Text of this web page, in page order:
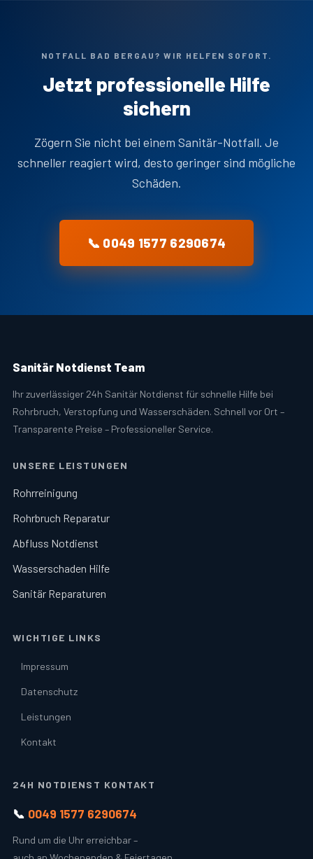
NOTFALL BAD BERGAU? WIR HELFEN SOFORT.
Jetzt professionelle Hilfe
sichern
Zögern Sie nicht bei einem Sanitär-Notfall. Je
schneller reagiert wird, desto geringer sind mögliche
Schäden.
📞 0049 1577 6290674
Sanitär Notdienst Team
Ihr zuverlässiger 24h Sanitär Notdienst für schnelle Hilfe bei
Rohrbruch, Verstopfung und Wasserschäden. Schnell vor Ort –
Transparente Preise – Professioneller Service.
UNSERE LEISTUNGEN
Rohrreinigung
Rohrbruch Reparatur
Abfluss Notdienst
Wasserschaden Hilfe
Sanitär Reparaturen
WICHTIGE LINKS
Impressum
Datenschutz
Leistungen
Kontakt
24H NOTDIENST KONTAKT
📞 0049 1577 6290674
Rund um die Uhr erreichbar –